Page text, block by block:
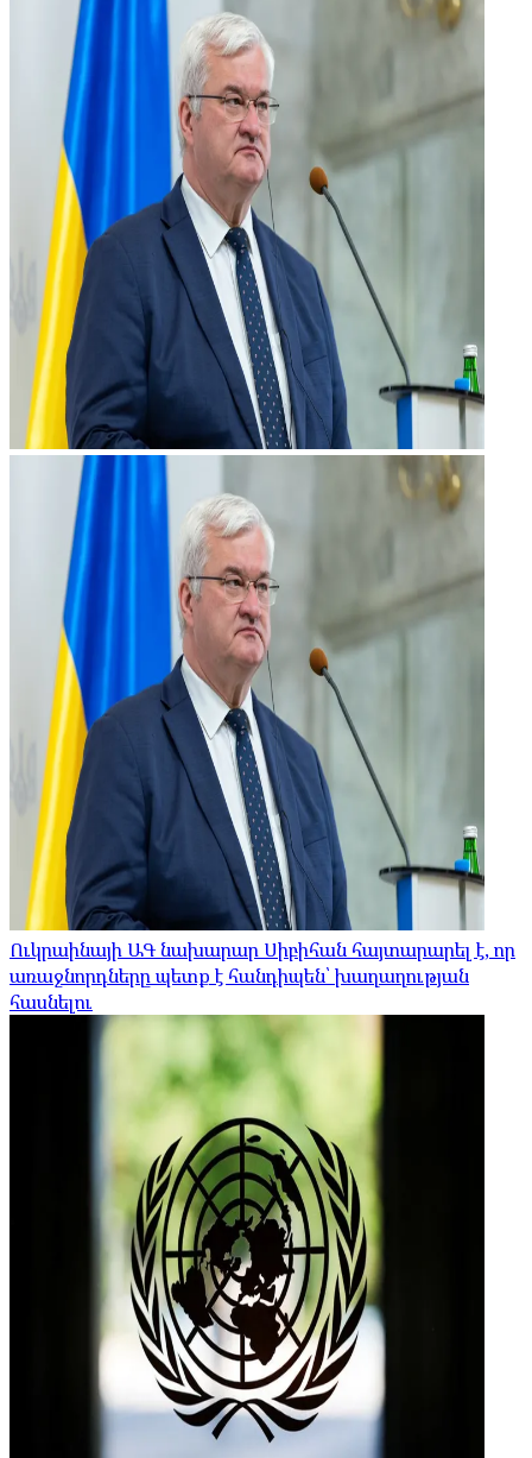
Ուկրաինայի ԱԳ նախարար Սիբիհան հայտարարել է, որ
առաջնորդները պետք է հանդիպեն՝ խաղաղության
հասնելու